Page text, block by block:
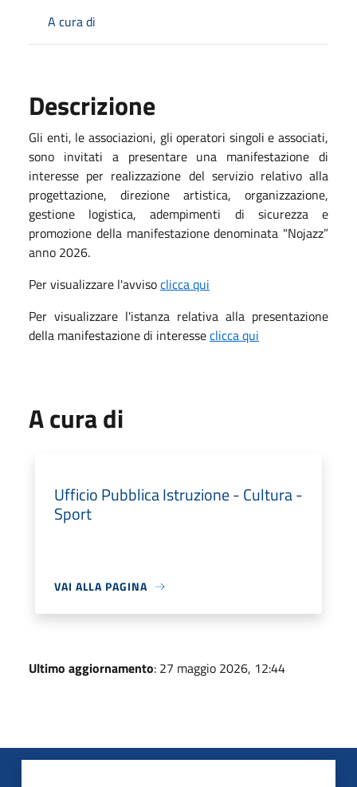
A cura di
Descrizione
Gli enti, le associazioni, gli operatori singoli e associati,
sono invitati a presentare una manifestazione di
interesse per realizzazione del servizio relativo alla
progettazione, direzione artistica, organizzazione,
gestione logistica, adempimenti di sicurezza e
promozione della manifestazione denominata "Nojazz”
anno 2026.
Per visualizzare l'avvisoclicca qui
Per visualizzare l'istanza relativa alla presentazione
della manifestazione di interesseclicca qui
A cura di
Ufficio Pubblica Istruzione - Cultura -
Sport
VAI ALLA PAGINA
Ultimo aggiornamento: 27 maggio 2026, 12:44